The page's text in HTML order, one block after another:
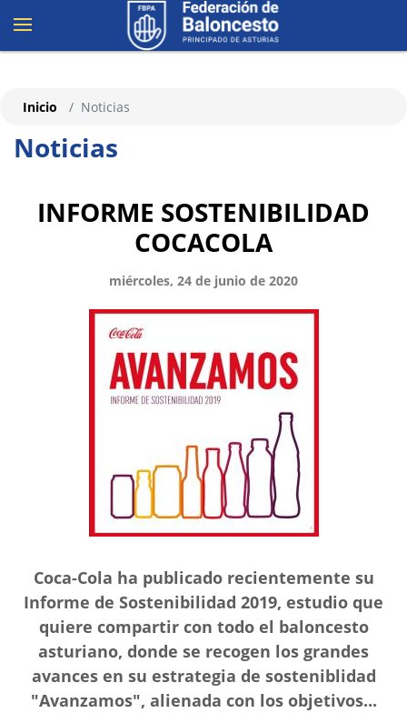
Noticias
Inicio Noticias
INFORME SOSTENIBILIDAD
COCACOLA
miércoles, 24 de junio de 2020
Coca-Cola ha publicado recientemente su
Informe de Sostenibilidad 2019, estudio que
quiere compartir con todo el baloncesto
asturiano, donde se recogen los grandes
avances en su estrategia de sosteniblidad
"Avanzamos", alienada con los objetivos...